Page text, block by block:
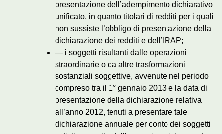
presentazione dell’adempimento dichiarativo
unificato, in quanto titolari di redditi per i quali
non sussiste l’obbligo di presentazione della
dichiarazione dei redditi e dell’IRAP;
— i soggetti risultanti dalle operazioni
straordinarie o da altre trasformazioni
sostanziali soggettive, avvenute nel periodo
compreso tra il 1° gennaio 2013 e la data di
presentazione della dichiarazione relativa
all’anno 2012, tenuti a presentare tale
dichiarazione annuale per conto dei soggetti